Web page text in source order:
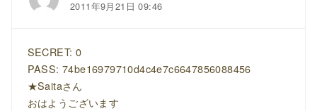
2011年9月21日 09:46
SECRET: 0
PASS: 74be16979710d4c4e7c6647856088456
★Saitaさん
おはようございます